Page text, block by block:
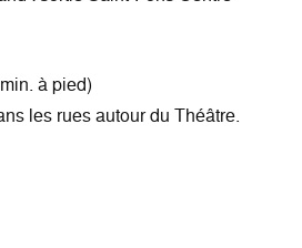
à pied)
les rues autour du Théâtre.